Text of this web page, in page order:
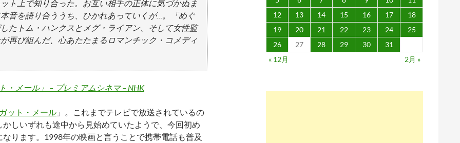
ト上で知り合った。お互い相手の正体に気づかぬま
音を語り合ううち、ひかれあっていくが…。「めぐ
たトム・ハンクスとメグ・ライアン、そして女性監
再び組んだ、心あたたまるロマンチック・コメディ
・メール」 – プレミアムシネマ – NHK
ット・メール 」。これまでテレビで放送されているの
かしいずれも途中から見始めていたようで、今回初め
ります。1998年の映画と言うことで携帯電話も普及
12
13 14 15 16 17
18
19
20 21 22 23 24
25
26
27 28 29 30
31
« 12月
2月 »